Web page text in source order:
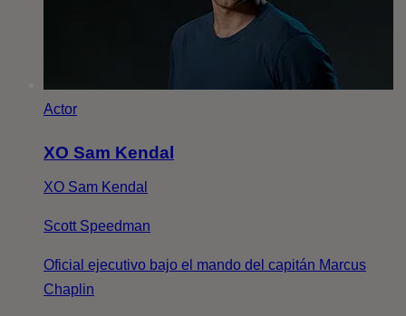
Actor
XO Sam Kendal
XO Sam Kendal
Scott Speedman
Oficial ejecutivo bajo el mando del capitán Marcus
Chaplin